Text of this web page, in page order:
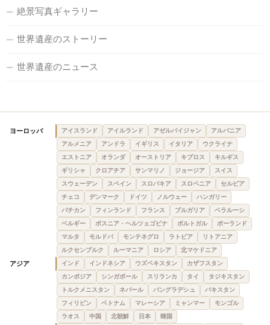
絶景写真ギャラリー
世界遺産のストーリー
世界遺産のニュース
ヨーロッパ アイスランド アイルランド アゼルバイジャン
アルバニア
アルメニア
アンドラ イギリス イタリア
ウクライナ
エストニア
オランダ オーストリア キプロス
キルギス
ギリシャ
クロアチア サンマリノ ジョージア
スイス
スウェーデン
スペイン スロバキア スロベニア
セルビア
チェコ
デンマーク ドイツ ノルウェー
ハンガリー
バチカン
フィンランド フランス ブルガリア
ベラルーシ
ベルギー
ボスニア・ヘルツェゴビナ ポルトガル
ポーランド
マルタ
モルドバ モンテネグロ ラトビア
リトアニア
ルクセンブルク
ルーマニア ロシア 北マケドニア
アジア インド インドネシア ウズベキスタン
カザフスタン
カンボジア
シンガポール スリランカ タイ
タジキスタン
トルクメニスタン
ネパール バングラデシュ
パキスタン
フィリピン
ベトナム マレーシア ミャンマー
モンゴル
ラオス
中国 北朝鮮 日本 韓国